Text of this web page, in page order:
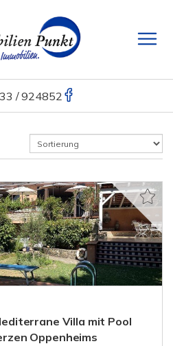
/ 924852
Villa mit Pool
Oppenheims